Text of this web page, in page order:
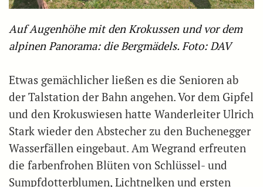
Auf Augenhöhe mit den Krokussen und vor dem
alpinen Panorama: die Bergmädels. Foto: DAV
Etwas gemächlicher ließen es die Senioren ab
der Talstation der Bahn angehen. Vor dem Gipfel
und den Krokuswiesen hatte Wanderleiter Ulrich
Stark wieder den Abstecher zu den Buchenegger
Wasserfällen eingebaut. Am Wegrand erfreuten
die farbenfrohen Blüten von Schlüssel- und
Sumpfdotterblumen, Lichtnelken und ersten